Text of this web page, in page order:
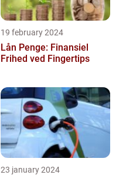
19 february 2024
Lån Penge: Finansiel
Frihed ved Fingertips
23 january 2024